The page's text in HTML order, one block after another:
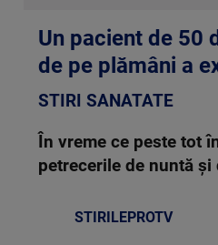
Un pacient de 50
de pe plămâni a
STIRI SANATATE
În vreme ce peste tot
petrecerile de nuntă
STIRILEPROTV